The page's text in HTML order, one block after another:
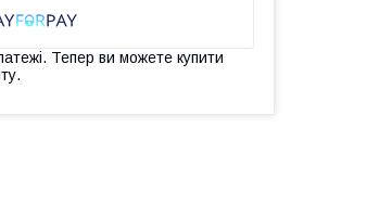
Тепер ви можете купити